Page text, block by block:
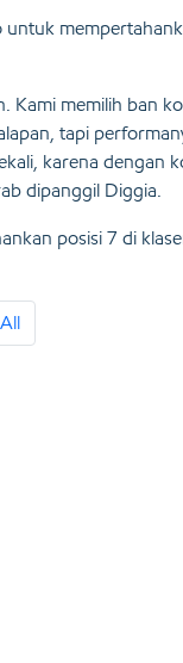
Kami memilih ban
tapi
karena dengan
dipanggil Diggia.
posisi 7 di